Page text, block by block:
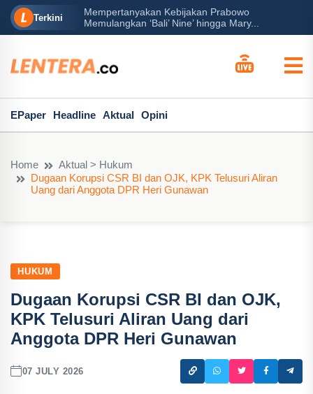
Terkini
Mempertanyakan Kebijakan Prabowo
Memulangkan ‘Bali’ Nine’ hingga Mary...
EPaper Headline Aktual Opini
Home
Aktual > Hukum
Dugaan Korupsi CSR BI dan OJK, KPK Telusuri Aliran
Uang dari Anggota DPR Heri Gunawan
HUKUM
Dugaan Korupsi CSR BI dan OJK,
KPK Telusuri Aliran Uang dari
Anggota DPR Heri Gunawan
07 JULY 2026